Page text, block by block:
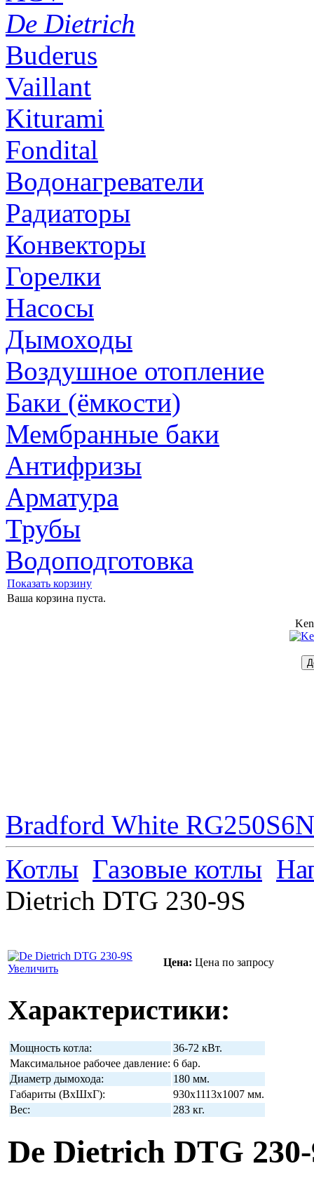
De Dietrich
Buderus
Vaillant
Kiturami
Fondital
Водонагреватели
Радиаторы
Конвекторы
Горелки
Насосы
Дымоходы
Воздушное отопление
Баки (ёмкости)
Мембранные баки
Антифризы
Арматура
Трубы
Водоподготовка
Показать корзину
Ваша корзина пуста.
Bradford White
Котлы Газовые котлы
Dietrich DTG 230-9S
Увеличить
Цена: Цена по запросу
Характеристики:
Мощность котла:
36-72 кВт.
Максимальное рабочее давление: 6 бар.
Диаметр дымохода:
180 мм.
Габариты (ВхШхГ):
930х1113х1007 мм.
Вес:
283 кг.
De Dietrich DTG